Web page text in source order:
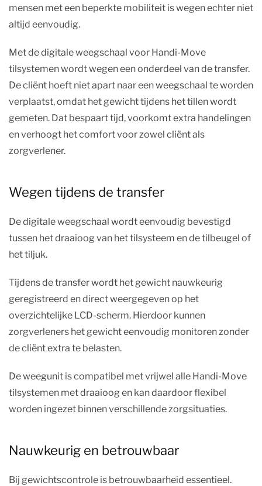
mensen met een beperkte mobiliteit is wegen echter niet
altijd eenvoudig.
Met de digitale weegschaal voor Handi-Move
tilsystemen wordt wegen een onderdeel van de transfer.
De cliënt hoeft niet apart naar een weegschaal te worden
verplaatst, omdat het gewicht tijdens het tillen wordt
gemeten. Dat bespaart tijd, voorkomt extra handelingen
en verhoogt het comfort voor zowel cliënt als
zorgverlener.
Wegen tijdens de transfer
De digitale weegschaal wordt eenvoudig bevestigd
tussen het draaioog van het tilsysteem en de tilbeugel of
het tiljuk.
Tijdens de transfer wordt het gewicht nauwkeurig
geregistreerd en direct weergegeven op het
overzichtelijke LCD-scherm. Hierdoor kunnen
zorgverleners het gewicht eenvoudig monitoren zonder
de cliënt extra te belasten.
De weegunit is compatibel met vrijwel alle Handi-Move
tilsystemen met draaioog en kan daardoor flexibel
worden ingezet binnen verschillende zorgsituaties.
Nauwkeurig en betrouwbaar
Bij gewichtscontrole is betrouwbaarheid essentieel.